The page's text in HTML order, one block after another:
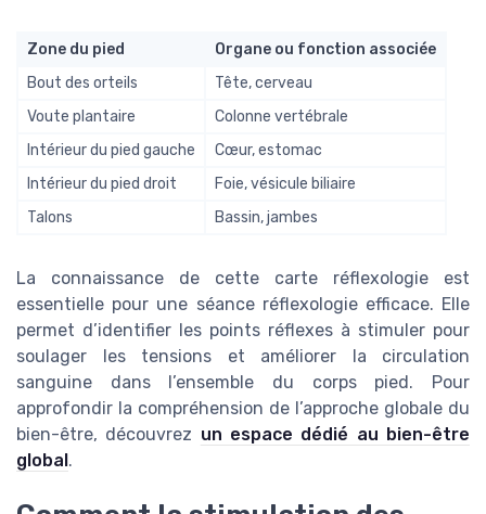
Zone du pied
Organe ou fonction associée
Bout des orteils
Tête, cerveau
Voute plantaire
Colonne vertébrale
Intérieur du pied gauche
Cœur, estomac
Intérieur du pied droit
Foie, vésicule biliaire
Talons
Bassin, jambes
La connaissance de cette carte réflexologie est
essentielle pour une séance réflexologie efficace. Elle
permet d’identifier les points réflexes à stimuler pour
soulager les tensions et améliorer la circulation
sanguine dans l’ensemble du corps pied. Pour
approfondir la compréhension de l’approche globale du
bien-être, découvrez un espace dédié au bien-être
global .